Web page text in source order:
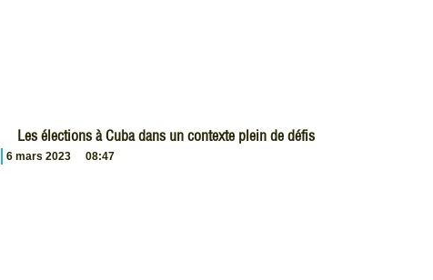
Les élections à Cuba dans un contexte plein de défis
6 mars 2023 08:47